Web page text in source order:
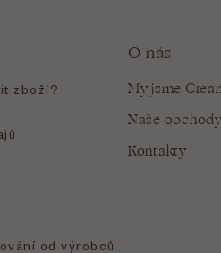
zboží?
od výrobců
O nás
My jsme
Naše
Kontakty